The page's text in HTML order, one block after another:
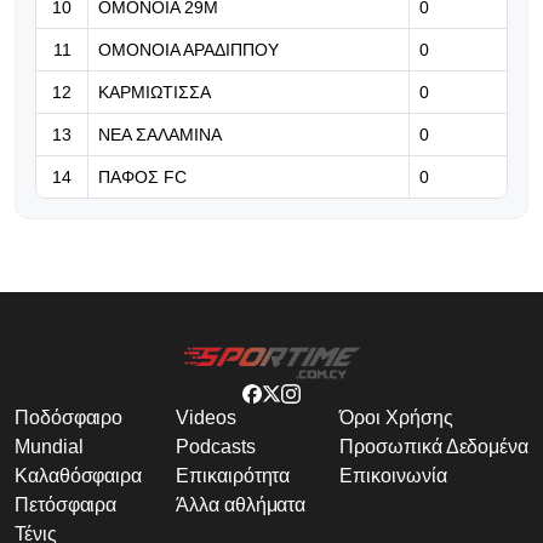
Βραβείο ΑΝΘΡΩΠΙΑΣ για τον Τάσο
Χατζηγιοβάννη
10 ΟΜΟΝΟΙΑ 29Μ 0
11 ΟΜΟΝΟΙΑ ΑΡΑΔΙΠΠΟΥ 0
12 ΚΑΡΜΙΩΤΙΣΣΑ 0
13 ΝΕΑ ΣΑΛΑΜΙΝΑ 0
14 ΠΑΦΟΣ FC 0
Ποδόσφαιρο
Mundial
Καλαθόσφαιρα
Πετόσφαιρα
Τένις
Videos
Podcasts
Επικαιρότητα
Άλλα αθλήματα
Όροι Χρήσης
Προσωπικά Δεδομένα
Επικοινωνία